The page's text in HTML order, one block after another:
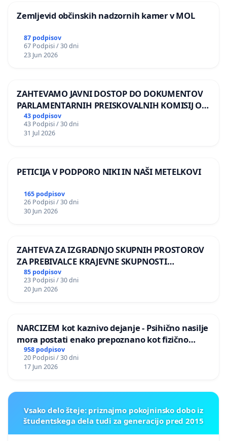
Zemljevid občinskih nadzornih kamer v MOL
87 podpisov
67 Podpisi / 30 dni
23 Jun 2026
ZAHTEVAMO JAVNI DOSTOP DO DOKUMENTOV
PARLAMENTARNIH PREISKOVALNIH KOMISIJ O
ILEGALNI TRGOVINI Z OROŽJEM
43 podpisov
43 Podpisi / 30 dni
31 Jul 2026
PETICIJA V PODPORO NIKI IN NAŠI METELKOVI
165 podpisov
26 Podpisi / 30 dni
30 Jun 2026
ZAHTEVA ZA IZGRADNJO SKUPNIH PROSTOROV
ZA PREBIVALCE KRAJEVNE SKUPNOSTI
PRESTRANEK
85 podpisov
23 Podpisi / 30 dni
20 Jun 2026
NARCIZEM kot kaznivo dejanje - Psihično nasilje
mora postati enako prepoznano kot fizično
nasilje
958 podpisov
20 Podpisi / 30 dni
17 Jun 2026
Vsako delo šteje: priznajmo pokojninsko dobo iz
študentskega dela tudi za generacijo pred 2015